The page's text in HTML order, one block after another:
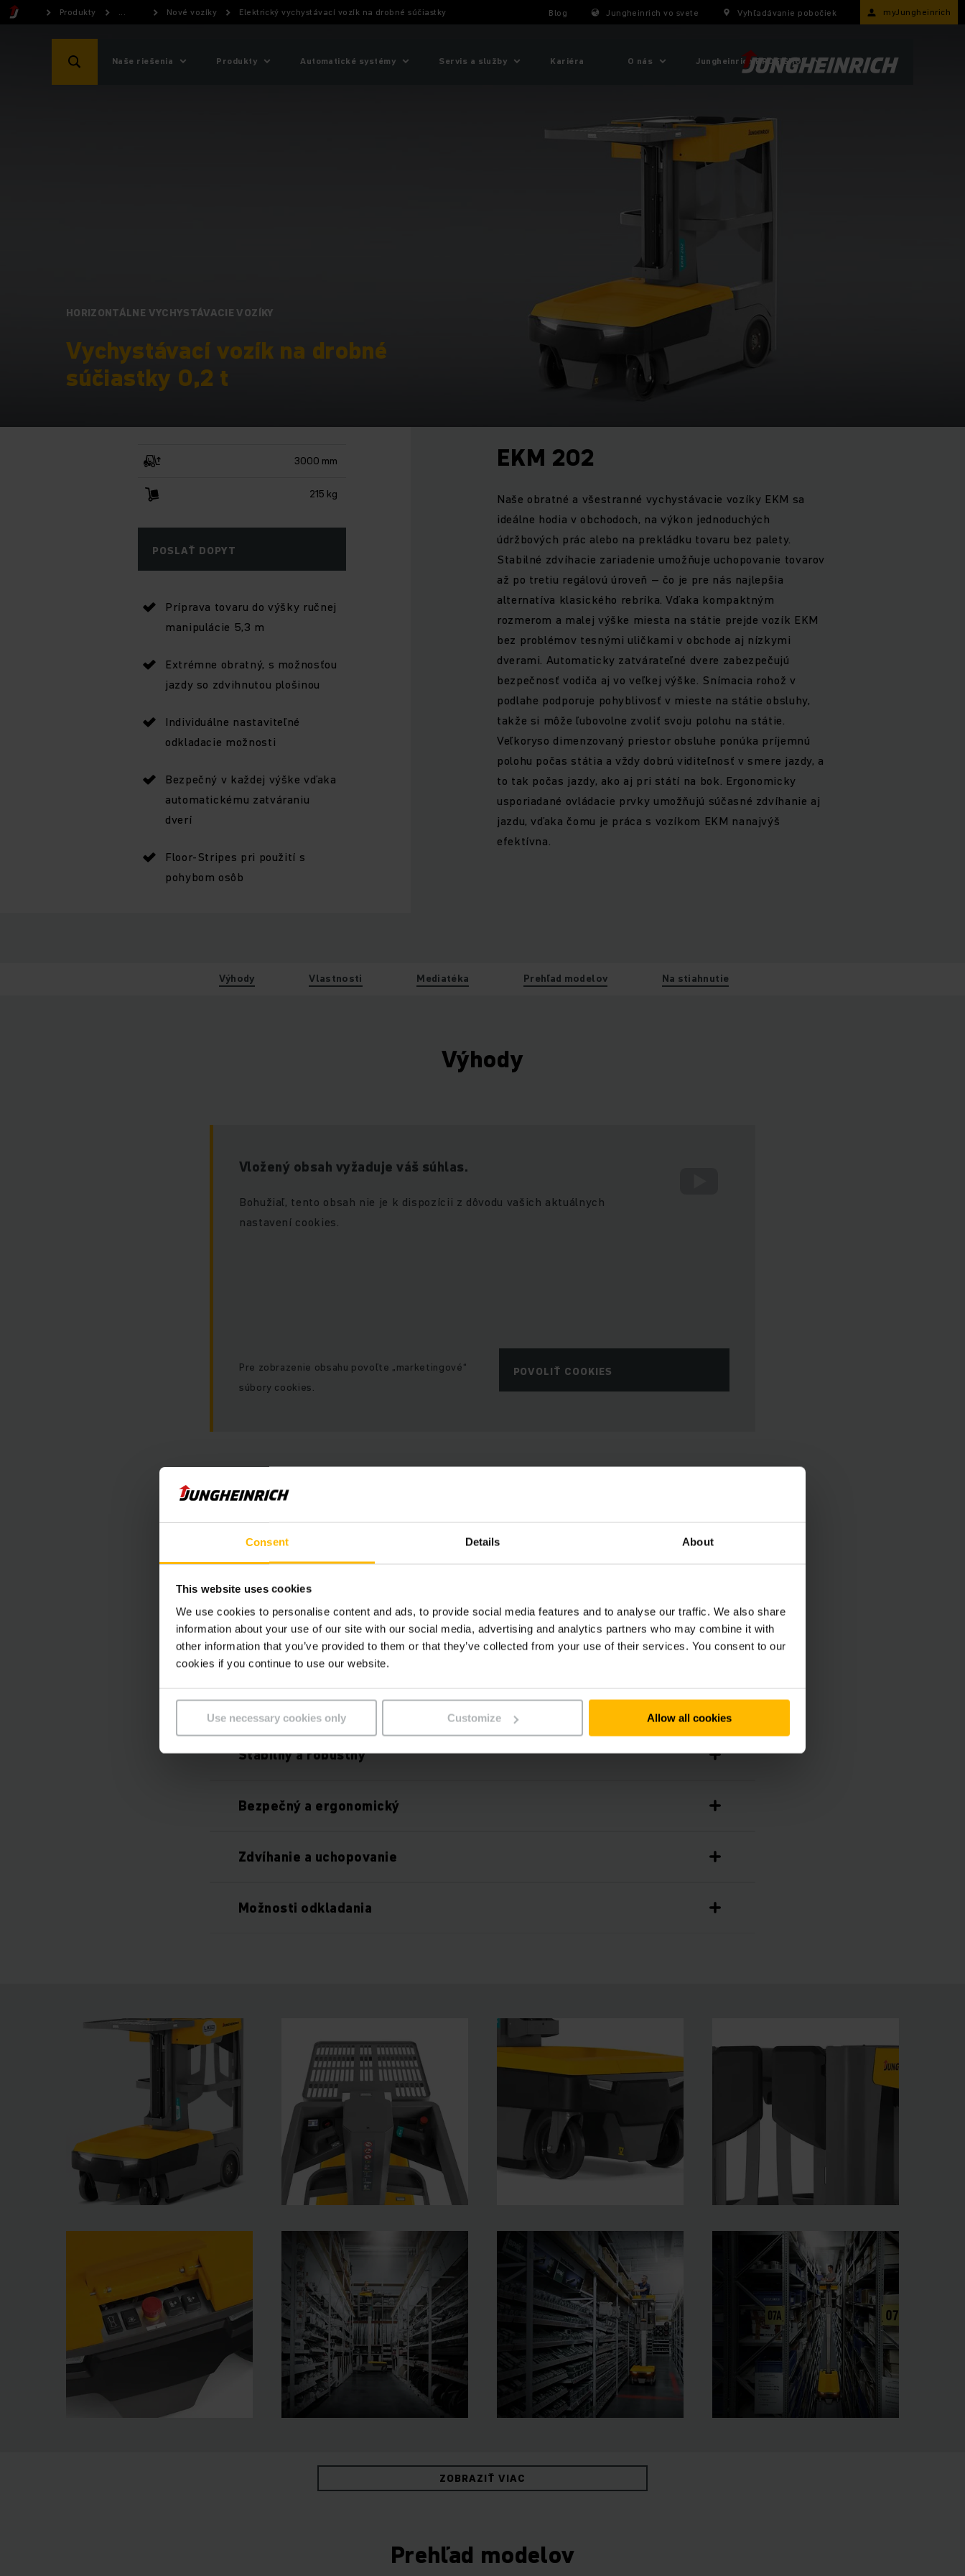
Consent Details About
This website uses cookies
We use cookies to personalise content and ads, to provide social media features and to analyse our traffic. We also share
information about your use of our site with our social media, advertising and analytics partners who may combine it with
other information that you’ve provided to them or that they’ve collected from your use of their services. You consent to our
cookies if you continue to use our website.
Use necessary cookies only Customize Allow all cookies
Produkty ... Nové vozíky Elektrický vychystávací vozík na drobné súčiastky Blog Jungheinrich vo svete Vyhľadávanie pobočiek myJungheinrich
Naše riešenia Produkty Automatické systémy Servis a služby Kariéra O nás Jungheinrich PROFISHOP
HORIZONTÁLNE VYCHYSTÁVACIE VOZÍKY
Vychystávací vozík na drobné
súčiastky 0,2 t
3000 mm
215 kg
POSLAŤ DOPYT
Príprava tovaru do výšky ručnej
manipulácie 5,3 m
Extrémne obratný, s možnosťou
jazdy so zdvihnutou plošinou
Individuálne nastaviteľné
odkladacie možnosti
Bezpečný v každej výške vďaka
automatickému zatváraniu
dverí
Floor-Stripes pri použití s
pohybom osôb
EKM 202
Naše obratné a všestranné vychystávacie vozíky EKM sa
ideálne hodia v obchodoch, na výkon jednoduchých
údržbových prác alebo na prekládku tovaru bez palety.
Stabilné zdvíhacie zariadenie umožňuje uchopovanie tovarov
až po tretiu regálovú úroveň – čo je pre nás najlepšia
alternatíva klasického rebríka. Vďaka kompaktným
rozmerom a malej výške miesta na státie prejde vozík EKM
bez problémov tesnými uličkami v obchode aj nízkymi
dverami. Automaticky zatvárateľné dvere zabezpečujú
bezpečnosť vodiča aj vo veľkej výške. Snímacia rohož v
podlahe podporuje pohyblivosť v mieste na státie obsluhy,
takže si môže ľubovolne zvoliť svoju polohu na státie.
Veľkoryso dimenzovaný priestor obsluhe ponúka príjemnú
polohu počas státia a vždy dobrú viditeľnosť v smere jazdy, a
to tak počas jazdy, ako aj pri státí na bok. Ergonomicky
usporiadané ovládacie prvky umožňujú súčasné zdvíhanie aj
jazdu, vďaka čomu je práca s vozíkom EKM nanajvýš
efektívna.
Výhody Vlastnosti Mediatéka Prehľad modelov Na stiahnutie
Výhody
Vložený obsah vyžaduje váš súhlas.
Bohužiaľ, tento obsah nie je k dispozícii z dôvodu vašich aktuálnych
nastavení cookies.
Pre zobrazenie obsahu povoľte „marketingové“
súbory cookies.
POVOLIŤ COOKIES
Vlastnosti
Batéria a nabíjanie
Dostupný s lítiovo-iónovou technológiou
Nie sú potrebné priestory na nabíjanie a vetranie, pretože nedochádza
k tvorbe plynu.
Stabilný a robustný
Bezpečný a ergonomický
Zdvíhanie a uchopovanie
Možnosti odkladania
ZOBRAZIŤ VIAC
Prehľad modelov